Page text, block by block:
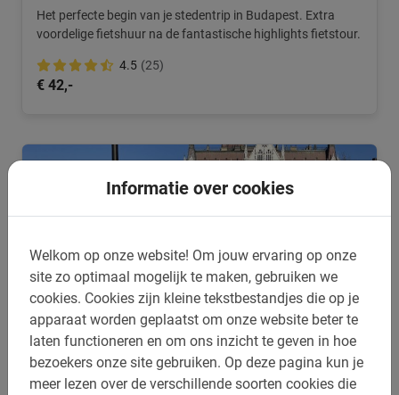
Informatie over cookies
Welkom op onze website! Om jouw ervaring op onze
site zo optimaal mogelijk te maken, gebruiken we
cookies. Cookies zijn kleine tekstbestandjes die op je
apparaat worden geplaatst om onze website beter te
laten functioneren en om ons inzicht te geven in hoe
bezoekers onze site gebruiken. Op deze pagina kun je
meer lezen over de verschillende soorten cookies die
Het perfecte begin van je stedentrip in Budapest. Extra
voordelige fietshuur na de fantastische highlights fietstour.
4.5 (25)
€ 42,-
3 uur